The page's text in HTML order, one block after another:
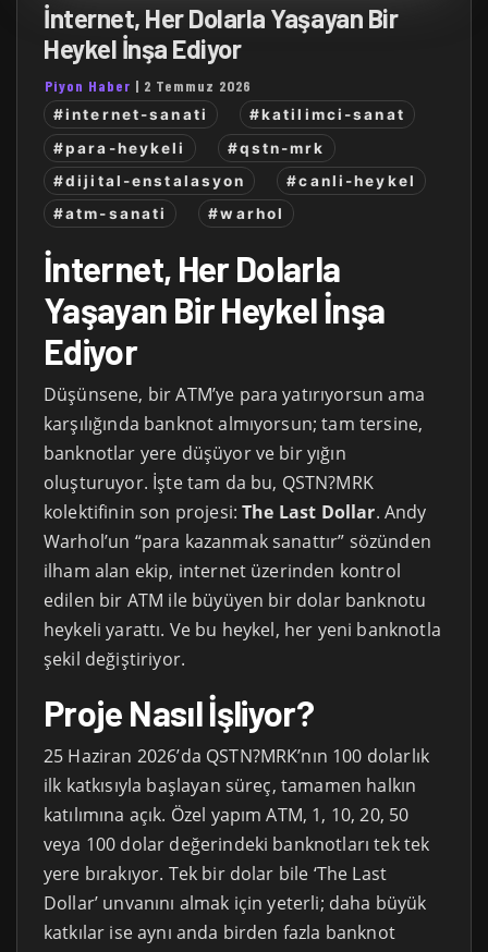
İnternet, Her Dolarla Yaşayan Bir
Heykel İnşa Ediyor
Piyon Haber | 2 Temmuz 2026
#internet-sanati
#katilimci-sanat
#para-heykeli
#qstn-mrk
#dijital-enstalasyon
#canli-heykel
#atm-sanati
#warhol
İnternet, Her Dolarla
Yaşayan Bir Heykel İnşa
Ediyor
Düşünsene, bir ATM’ye para yatırıyorsun ama
karşılığında banknot almıyorsun; tam tersine,
banknotlar yere düşüyor ve bir yığın
oluşturuyor. İşte tam da bu, QSTN?MRK
kolektifinin son projesi:The Last Dollar. Andy
Warhol’un “para kazanmak sanattır” sözünden
ilham alan ekip, internet üzerinden kontrol
edilen bir ATM ile büyüyen bir dolar banknotu
heykeli yarattı. Ve bu heykel, her yeni banknotla
şekil değiştiriyor.
Proje Nasıl İşliyor?
25 Haziran 2026’da QSTN?MRK’nın 100 dolarlık
ilk katkısıyla başlayan süreç, tamamen halkın
katılımına açık. Özel yapım ATM, 1, 10, 20, 50
veya 100 dolar değerindeki banknotları tek tek
yere bırakıyor. Tek bir dolar bile ‘The Last
Dollar’ unvanını almak için yeterli; daha büyük
katkılar ise aynı anda birden fazla banknot